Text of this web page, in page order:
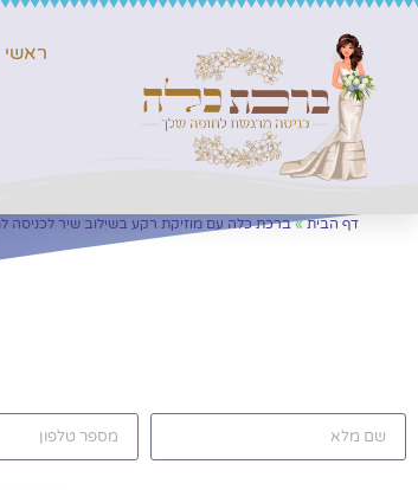
ראשי
דף הבית»ברכת כלה עם מוזיקת רקע בשילוב שיר לכניסה